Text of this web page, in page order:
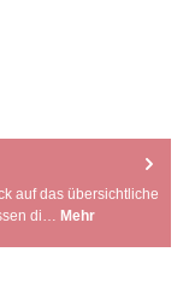
auf das übersichtliche
di… Mehr